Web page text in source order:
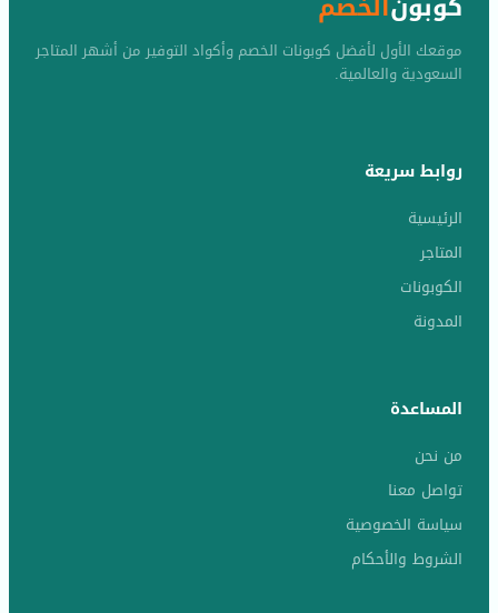
موقعك الأول لأفضل كوبونات الخصم وأكواد التوفير من أشهر المتاجر
السعودية والعالمية.
روابط سريعة
الرئيسية
المتاجر
الكوبونات
المدونة
المساعدة
من نحن
تواصل معنا
سياسة الخصوصية
الشروط والأحكام